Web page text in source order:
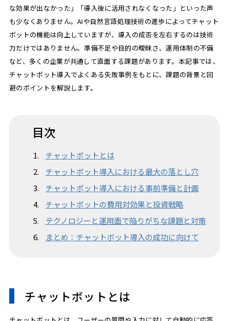
な効果が出なかった」「導入後に活用されなくなった」といった声
も少なくありません。AIや自然言語処理技術の進歩によってチャット
ボットの機能は向上していますが、導入の成否を左右するのは技術
力だけではありません。準備不足や目的の曖昧さ、運用体制の不備
など、多くの企業が共通して直面する課題があります。本記事では、
チャットボット導入でよくある失敗事例をもとに、課題の背景と回
避のポイントを解説します。
目次
チャットボットとは
チャットボット導入における最大の落とし穴
チャットボット導入における事前準備と計画
チャットボットの費用対効果と投資戦略
テクノロジーと運用面で陥りがちな課題と対策
まとめ：チャットボット導入の成功に向けて
チャットボットとは